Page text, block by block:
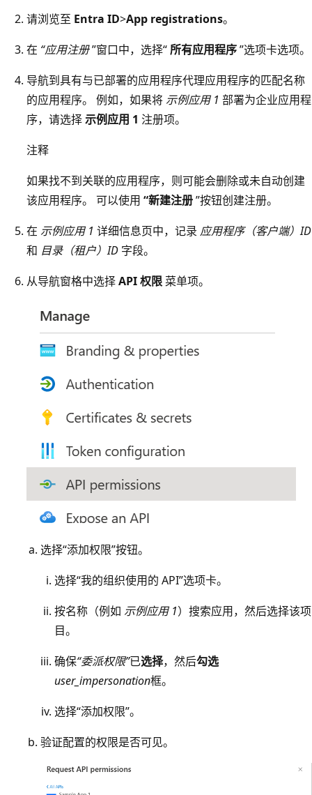
请浏览至 Entra ID>App registrations。
在 “应用注册”窗口中，选择“所有应用程序”选项卡选项。
导航到具有与已部署的应用程序代理应用程序的匹配名称
的应用程序。 例如，如果将 示例应用 1 部署为企业应用程
序，请选择示例应用 1 注册项。
注释
如果找不到关联的应用程序，则可能会删除或未自动创建
该应用程序。 可以使用 “新建注册”按钮创建注册。
在 示例应用 1 详细信息页中，记录 应用程序（客户端）ID
和 目录（租户）ID 字段。
从导航窗格中选择API 权限菜单项。
选择“添加权限”按钮。
选择“我的组织使用的 API”选项卡。
按名称（例如 示例应用 1）搜索应用，然后选择该项
目。
确保“委派权限”已选择，然后勾选
user_impersonation框。
选择“添加权限”。
验证配置的权限是否可见。